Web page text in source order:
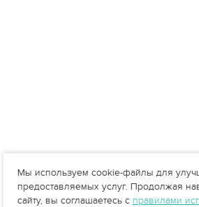
Мы используем cookie-файлы для
предоставляемых услуг. Продолжая
сайту, вы соглашаетесь с правилами